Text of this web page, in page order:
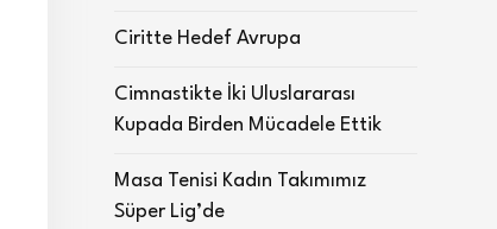
Ciritte Hedef Avrupa
Cimnastikte İki Uluslararası
Kupada Birden Mücadele Ettik
Masa Tenisi Kadın Takımımız
Süper Lig’de